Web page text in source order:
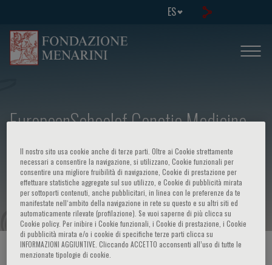
ES
EuropeanSchoolof Genetic Medicine -
Course in: Comparative Health: The
reforms of the health care systems in
a globalized world
HOME PAGE / CURSOS Y EVENTOS
Il nostro sito usa cookie anche di terze parti. Oltre ai Cookie strettamente
necessari a consentire la navigazione, si utilizzano, Cookie funzionali per
consentire una migliore fruibilità di navigazione, Cookie di prestazione per
effettuare statistiche aggregate sul suo utilizzo, e Cookie di pubblicità mirata
per sottoporti contenuti, anche pubblicitari, in linea con le preferenze da te
manifestate nell‘ambito della navigazione in rete su questo e su altri siti ed
automaticamente rilevate (profilazione). Se vuoi saperne di più clicca su
Cookie policy. Per inibire i Cookie funzionali, i Cookie di prestazione, i Cookie
di pubblicità mirata e/o i cookie di specifiche terze parti clicca su
INFORMAZIONI AGGIUNTIVE. Cliccando ACCETTO acconsenti all’uso di tutte le
menzionate tipologie di cookie.